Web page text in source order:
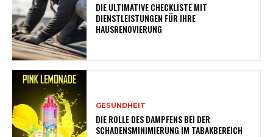
DIE ULTIMATIVE CHECKLISTE MIT
DIENSTLEISTUNGEN FÜR IHRE
HAUSRENOVIERUNG
GESUNDHEIT
DIE ROLLE DES DAMPFENS BEI DER
SCHADENSMINIMIERUNG IM TABAKBEREICH